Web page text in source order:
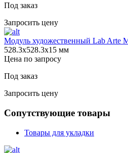
Под заказ
Запросить цену
Модуль художественный Lab Arte
528.3х528.3х15 мм
Цена по запросу
Под заказ
Запросить цену
Сопутствующие товары
Товары для укладки